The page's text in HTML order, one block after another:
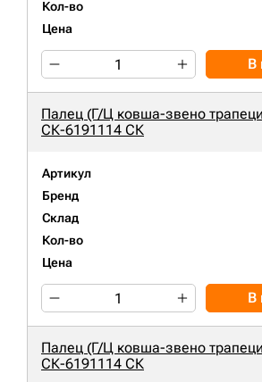
Кол-во
Цена
В
Палец (Г/Ц ковша-звено
СК-6191114 СК
Артикул
Бренд
Склад
Кол-во
Цена
В
Палец (Г/Ц ковша-звено
СК-6191114 СК